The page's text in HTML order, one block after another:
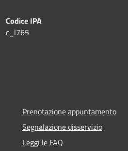
Codice IPA
c_l765
Prenotazione appuntamento
Segnalazione disservizio
Leggi le FAQ